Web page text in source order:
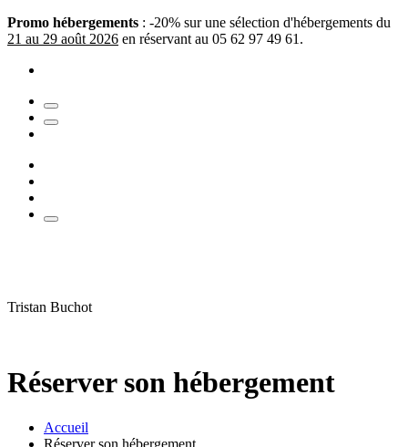
Promo hébergements : -20% sur une sélection d'hébergements du
21 au 29 août 2026 en réservant au 05 62 97 49 61.
Tristan Buchot
Réserver son hébergement
Accueil
Réserver son hébergement